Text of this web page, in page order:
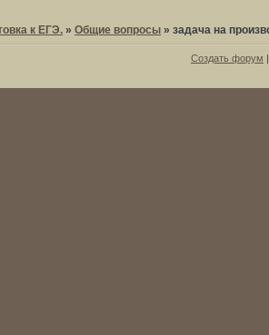
к ЕГЭ. »Общие вопросы »задача на
Создать форум